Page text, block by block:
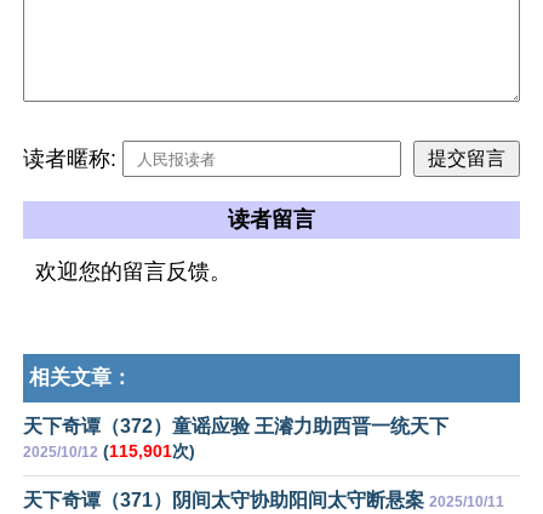
读者暱称:
读者留言
欢迎您的留言反馈。
相关文章：
天下奇谭（372）童谣应验 王濬力助西晋一统天下
2025/10/12 (115,901次)
天下奇谭（371）阴间太守协助阳间太守断悬案 2025/10/11